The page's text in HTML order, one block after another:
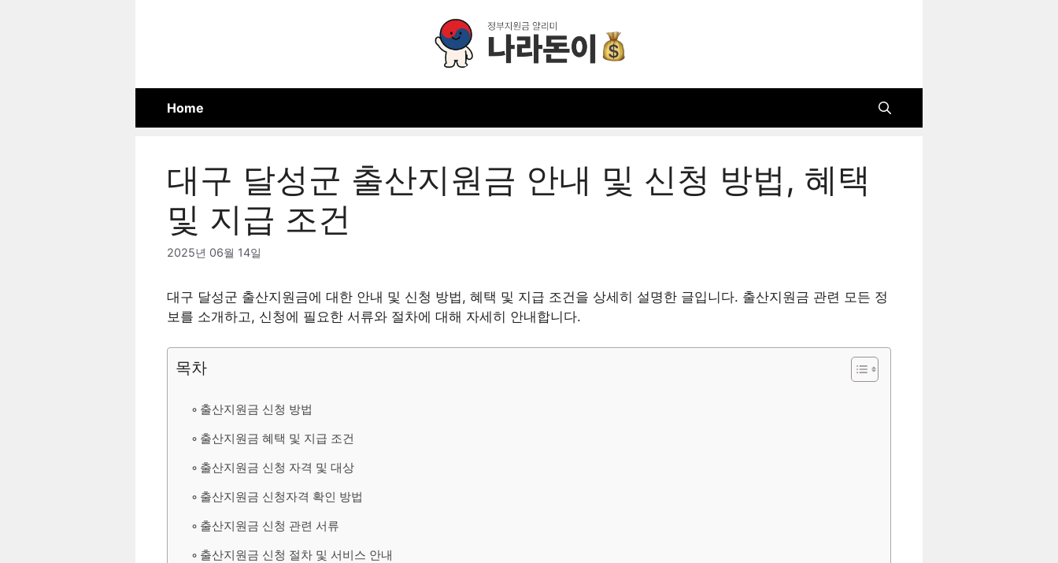
Home
대구 달성군 출산지원금 안내 및 신청 방법, 혜택
및 지급 조건
2025년 06월 14일
대구 달성군 출산지원금에 대한 안내 및 신청 방법, 혜택 및 지급 조건을 상세히 설명한 글입니다. 출산지원금 관련 모든 정
보를 소개하고, 신청에 필요한 서류와 절차에 대해 자세히 안내합니다.
목차
출산지원금 신청 방법
출산지원금 혜택 및 지급 조건
출산지원금 신청 자격 및 대상
출산지원금 신청자격 확인 방법
출산지원금 신청 관련 서류
출산지원금 신청 절차 및 서비스 안내